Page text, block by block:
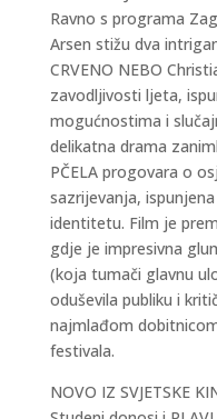
Ravno s programa
Arsen stižu dva
CRVENO NEBO
zavodljivosti ljeta,
mogućnostima i
delikatna drama
PČELA progovara o
sazrijevanja,
identitetu. Film je
gdje je impresivna
(koja tumači glavnu
oduševila publiku i
najmlađom
festivala.
NOVO IZ SVJETSKE